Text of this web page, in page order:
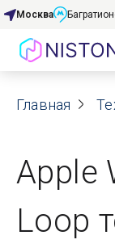
Акции
О нас
Москва
Главная
Apple
Loop